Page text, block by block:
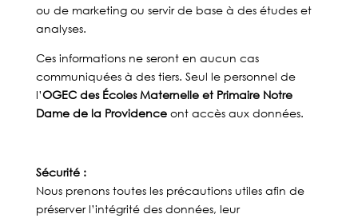
ou de marketing ou servir de base à des études et
analyses.
Ces informations ne seront en aucun cas
communiquées à des tiers. Seul le personnel de
l’OGEC des Écoles Maternelle et Primaire Notre
Dame de la Providenceont accès aux données.
Sécurité :
Nous prenons toutes les précautions utiles afin de
préserver l’intégrité des données, leur